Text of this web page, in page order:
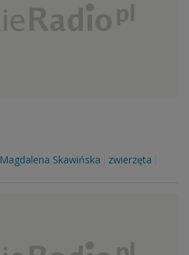
Magdalena Skawińska
zwierzęta